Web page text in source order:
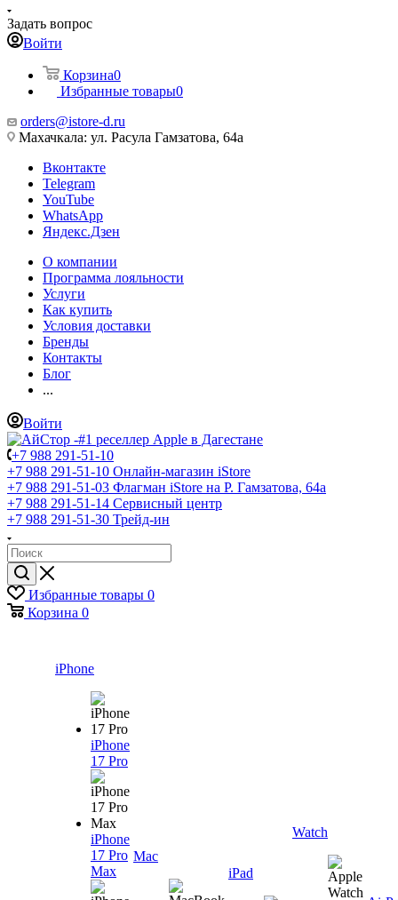
Задать вопрос
Войти
Корзина0
Избранные товары0
orders@istore-d.ru
Махачкала: ул. Расула Гамзатова, 64а
Вконтакте
Telegram
YouTube
WhatsApp
Яндекс.Дзен
О компании
Программа лояльности
Услуги
Как купить
Условия доставки
Бренды
Контакты
Блог
...
Войти
+7 988 291-51-10
+7 988 291-51-10 Онлайн-магазин iStore
+7 988 291-51-03 Флагман iStore на Р. Гамзатова, 64а
+7 988 291-51-14 Сервисный центр
+7 988 291-51-30 Трейд-ин
Избранные товары 0
Корзина 0
iPhone
iPhone
17 Pro
iPhone
17 Pro
Max
Mac
iPad
Watch